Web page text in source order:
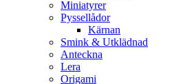
Miniatyrer
Pyssellådor
Kärnan
Smink & Utklädnad
Anteckna
Lera
Origami